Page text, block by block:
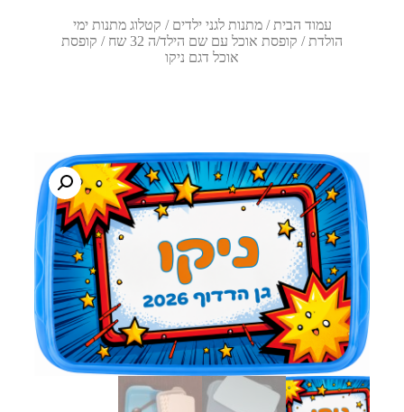
עמוד הבית /מתנות לגני ילדים / קטלוג מתנות ימי
הולדת / קופסת אוכל עם שם הילד/ה 32 שח
/ קופסת
אוכל דגם ניקו